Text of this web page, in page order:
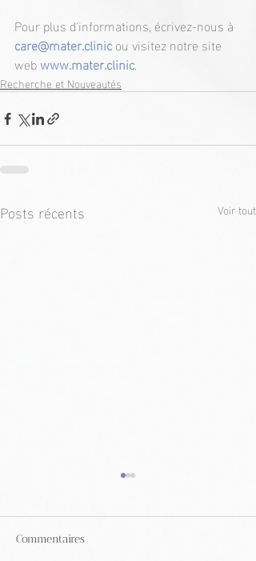
Pour plus d'informations, écrivez-nous à
care@mater.clinic ou visitez notre site
web www.mater.clinic.
Recherche et Nouveautés
Posts récents Voir tout
Commentaires